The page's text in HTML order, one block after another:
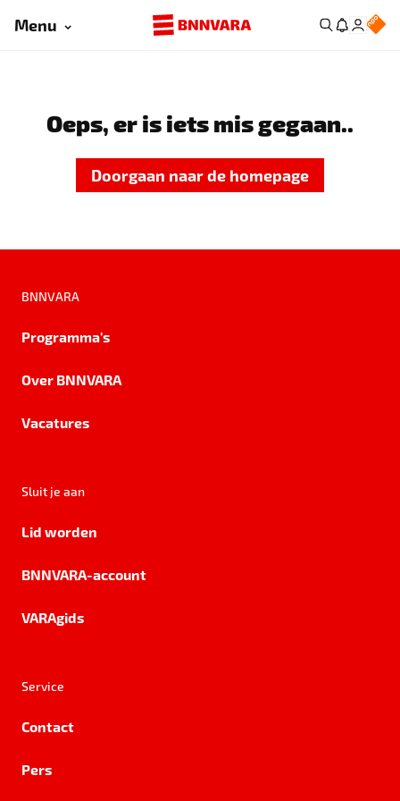
Menu
Oeps, er is iets mis gegaan..
Doorgaan naar de homepage
BNNVARA
Programma's
Over BNNVARA
Vacatures
Sluit je aan
Lid worden
BNNVARA-account
VARAgids
Service
Contact
Pers